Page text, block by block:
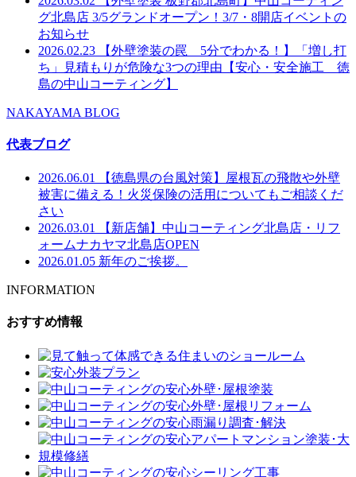
グ北島店 3/5グランドオープン！3/7・8開店イベントの
お知らせ
2026.02.23
【外壁塗装の罠 5分でわかる！】「増し打
ち」見積もりが危険な3つの理由【安心・安全施工 徳
島の中山コーティング】
NAKAYAMA BLOG
代表ブログ
2026.06.01
【徳島県の台風対策】屋根瓦の飛散や外壁
被害に備える！火災保険の活用についてもご相談くだ
さい
2026.03.01
【新店舗】中山コーティング北島店・リフ
ォームナカヤマ北島店OPEN
2026.01.05 新年のご挨拶。
INFORMATION
おすすめ情報